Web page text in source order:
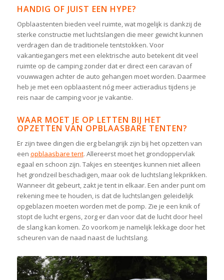
HANDIG OF JUIST EEN HYPE?
Opblaastenten bieden veel ruimte, wat mogelijk is dankzij de
sterke constructie met luchtslangen die meer gewicht kunnen
verdragen dan de traditionele tentstokken. Voor
vakantiegangers met een elektrische auto betekent dit veel
ruimte op de camping zonder dat er direct een caravan of
vouwwagen achter de auto gehangen moet worden. Daarmee
heb je met een opblaastent nóg meer actieradius tijdens je
reis naar de camping voor je vakantie.
WAAR MOET JE OP LETTEN BIJ HET
OPZETTEN VAN OPBLAASBARE TENTEN?
Er zijn twee dingen die erg belangrijk zijn bij het opzetten van
een opblaasbare tent. Allereerst moet het grondoppervlak
egaal en schoon zijn. Takjes en steentjes kunnen niet alleen
het grondzeil beschadigen, maar ook de luchtslang lekprikken.
Wanneer dit gebeurt, zakt je tent in elkaar. Een ander punt om
rekening mee te houden, is dat de luchtslangen geleidelijk
opgeblazen moeten worden met de pomp. Zie je een knik of
stopt de lucht ergens, zorg er dan voor dat de lucht door heel
de slang kan komen. Zo voorkom je namelijk lekkage door het
scheuren van de naad naast de luchtslang.